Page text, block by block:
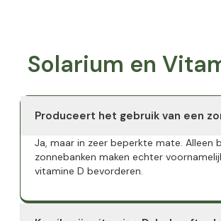
Solarium en
Produceert het gebruik van een
Ja, maar in zeer beperkte mate.
zonnebanken maken echter
vitamine D bevorderen.